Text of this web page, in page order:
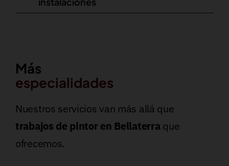
Más
especialidades
Nuestros servicios van más allá que
trabajos de pintor en Bellaterraque
ofrecemos.